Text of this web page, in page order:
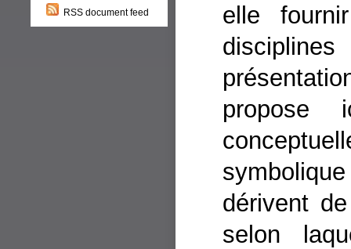
elle
propose
dérivent
selon
RSS document feed